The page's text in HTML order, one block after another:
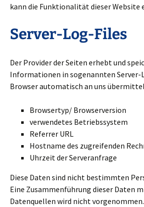
kann die Funktionalität dieser Website
Server-Log-Files
Der Provider der Seiten erhebt und
Informationen in sogenannten Server-
Browser automatisch an uns
Browsertyp/ Browserversion
verwendetes Betriebssystem
Referrer URL
Hostname des zugreifenden
Uhrzeit der Serveranfrage
Diese Daten sind nicht bestimmten
Eine Zusammenführung dieser Daten
Datenquellen wird nicht